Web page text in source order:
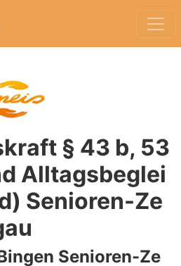
§ 43 b, 53
Alltagsbeglei
Senioren-Ze
Senioren-Ze